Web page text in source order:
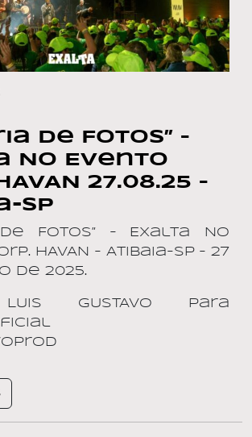
de Fotos” –
No Evento
27.08.25 –
SP
de Fotos” – Exalta No
HAVAN – Atibaia-SP – 27
de 2025.
GUSTAVO para